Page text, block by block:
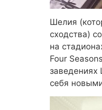
Шелия
сходства)
на
Four
заведениях
себя